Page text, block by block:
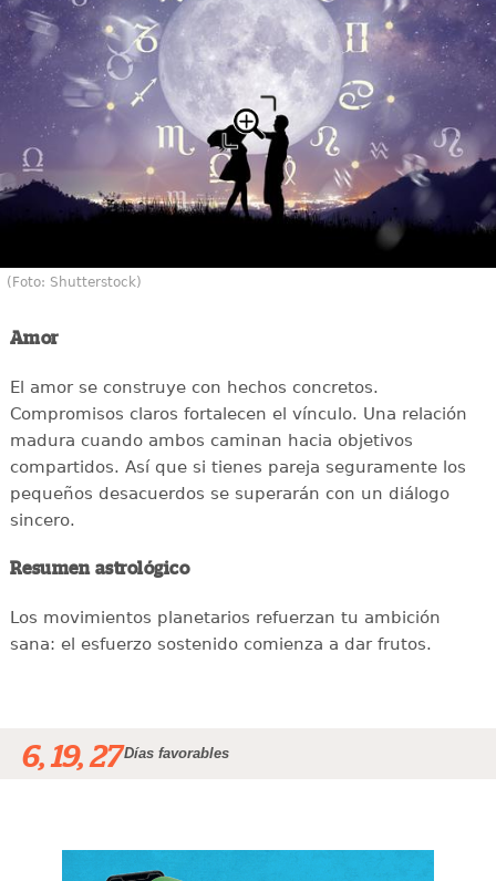
(Foto: Shutterstock)
Amor
El amor se construye con hechos concretos.
Compromisos claros fortalecen el vínculo. Una relación
madura cuando ambos caminan hacia objetivos
compartidos. Así que si tienes pareja seguramente los
pequeños desacuerdos se superarán con un diálogo
sincero.
Resumen astrológico
Los movimientos planetarios refuerzan tu ambición
sana: el esfuerzo sostenido comienza a dar frutos.
6, 19, 27Días favorables